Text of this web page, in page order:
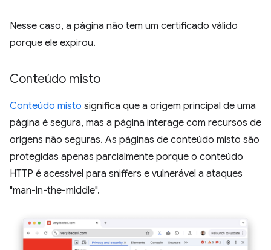
Nesse caso, a página não tem um certificado válido
porque ele expirou.
Conteúdo misto
Conteúdo misto significa que a origem principal de uma
página é segura, mas a página interage com recursos de
origens não seguras. As páginas de conteúdo misto são
protegidas apenas parcialmente porque o conteúdo
HTTP é acessível para sniffers e vulnerável a ataques
"man-in-the-middle".